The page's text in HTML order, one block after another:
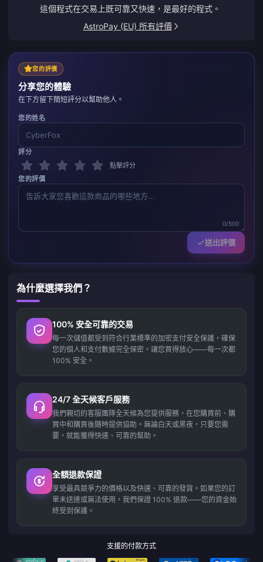
這個程式在交易上既可靠又快速，是最好的程式。
AstroPay (EU) 所有評價
您的評價
分享您的體驗
在下方留下簡短評分以幫助他人。
您的姓名
評分
點擊評分
您的評價
0/500
送出評價
為什麼選擇我們？
100% 安全可靠的交易
每一次儲值都受到符合行業標準的加密支付安全保護，確保
您的個人和支付數據完全保密。讓您買得放心——每一次都
100% 安全。
24/7 全天候客戶服務
我們親切的客服團隊全天候為您提供服務，在您購買前、購
買中和購買後隨時提供協助。無論白天或黑夜，只要您需
要，就能獲得快速、可靠的幫助。
全額退款保證
享受最具競爭力的價格以及快速、可靠的發貨。如果您的訂
單未送達或無法使用，我們保證 100% 退款——您的資金始
終受到保護。
支援的付款方式